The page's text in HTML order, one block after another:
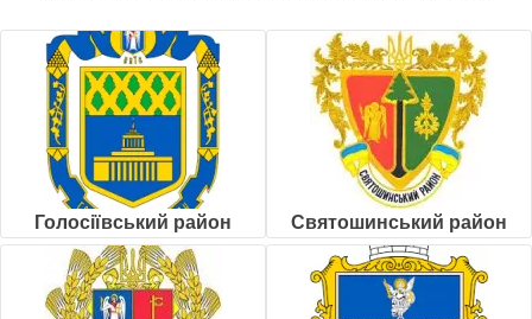
Голосіївський район Святошинський район